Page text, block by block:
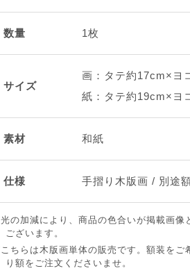
数量 1枚
サイズ
画：タテ約17cm×ヨ
紙：タテ約19cm×ヨ
素材 和紙
仕様 手摺り木版画 / 別途
光の加減により、商品の色合いが掲載画像
ございます。
こちらは木版画単体の販売です。額装をご
り額をご注文くださいませ。